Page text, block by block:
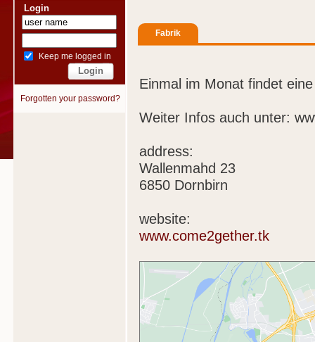
Login
Keep me logged in
Forgotten your password?
Fabrik
Einmal im Monat findet
Weiter Infos auch unter:
address:
Wallenmahd 23
6850 Dornbirn
website:
www.come2gether.tk